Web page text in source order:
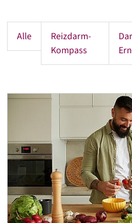
Alle
Reizdarm-
Kompass